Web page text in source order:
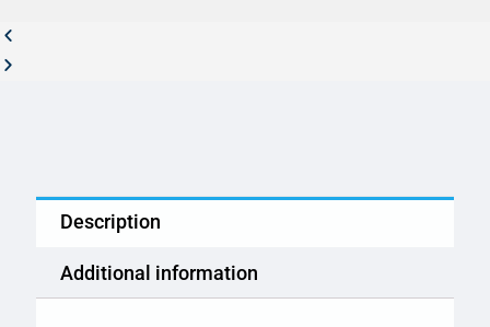
Description
Additional information